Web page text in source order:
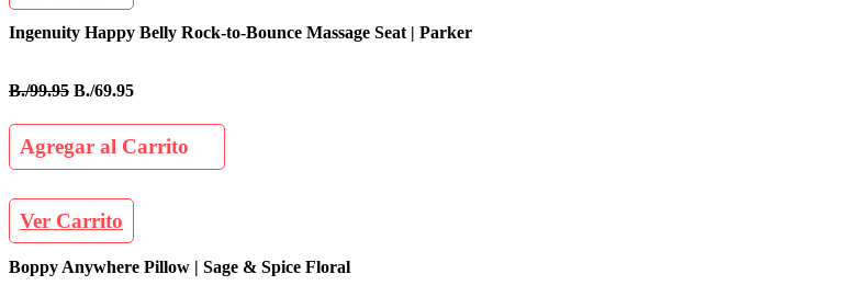
Ingenuity Happy Belly Rock-to-Bounce Massage Seat | Parker
B./99.95 B./69.95
Agregar al Carrito
Ver Carrito
Boppy Anywhere Pillow | Sage & Spice Floral